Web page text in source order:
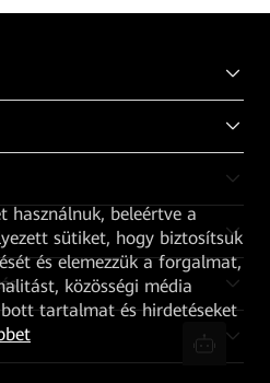
használnuk, beleértve a
sütiket, hogy biztosítsuk
és elemezzük a forgalmat,
közösségi média
tartalmat és hirdetéseket